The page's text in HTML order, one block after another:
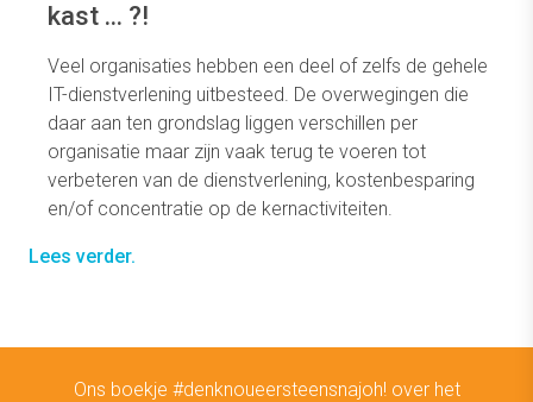
kast ... ?!
Veel organisaties hebben een deel of zelfs de gehele
IT-dienstverlening uitbesteed. De overwegingen die
daar aan ten grondslag liggen verschillen per
organisatie maar zijn vaak terug te voeren tot
verbeteren van de dienstverlening, kostenbesparing
en/of concentratie op de kernactiviteiten.
Lees verder.
Ons boekje #denknoueersteensnajoh! over het